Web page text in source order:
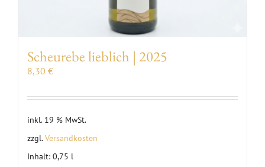
Scheurebe lieblich | 2025
8,30 €
inkl. 19 % MwSt.
zzgl.Versandkosten
Inhalt: 0,75 l